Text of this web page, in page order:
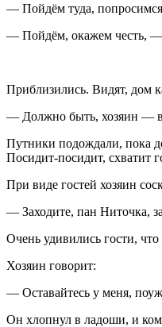
— Пойдём туда,
— Пойдём, окажем честь, —
Приблизились. Видят, дом
— Должно быть, хозяин —
Путники подождали, пока
Посидит-посидит, схватит
При виде гостей хозяин
— Заходите, пан Ниточка,
Очень удивились гости,
Хозяин говорит:
— Оставайтесь у меня,
Он хлопнул в ладоши, и